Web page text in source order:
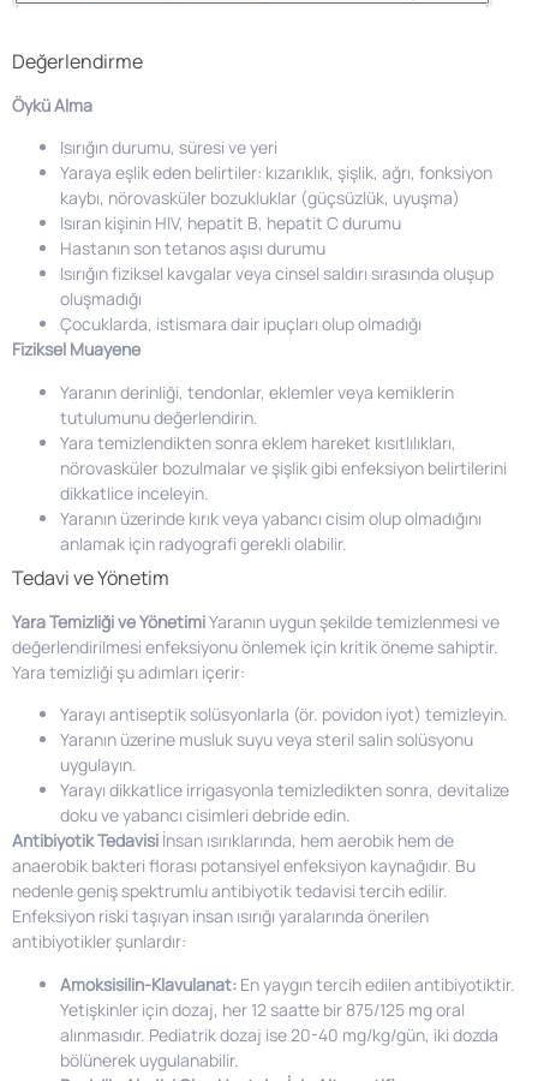
Değerlendirme
Öykü Alma
Isırığın durumu, süresi ve yeri
Yaraya eşlik eden belirtiler: kızarıklık, şişlik, ağrı, fonksiyon
kaybı, nörovasküler bozukluklar (güçsüzlük, uyuşma)
Isıran kişinin HIV, hepatit B, hepatit C durumu
Hastanın son tetanos aşısı durumu
Isırığın fiziksel kavgalar veya cinsel saldırı sırasında oluşup
oluşmadığı
Çocuklarda, istismara dair ipuçları olup olmadığı
Fiziksel Muayene
Yaranın derinliği, tendonlar, eklemler veya kemiklerin
tutulumunu değerlendirin.
Yara temizlendikten sonra eklem hareket kısıtlılıkları,
nörovasküler bozulmalar ve şişlik gibi enfeksiyon belirtilerini
dikkatlice inceleyin.
Yaranın üzerinde kırık veya yabancı cisim olup olmadığını
anlamak için radyografi gerekli olabilir.
Tedavi ve Yönetim
Yara Temizliği ve YönetimiYaranın uygun şekilde temizlenmesi ve
değerlendirilmesi enfeksiyonu önlemek için kritik öneme sahiptir.
Yara temizliği şu adımları içerir:
Yarayı antiseptik solüsyonlarla (ör. povidon iyot) temizleyin.
Yaranın üzerine musluk suyu veya steril salin solüsyonu
uygulayın.
Yarayı dikkatlice irrigasyonla temizledikten sonra, devitalize
doku ve yabancı cisimleri debride edin.
Antibiyotik Tedavisi İnsan ısırıklarında, hem aerobik hem de
anaerobik bakteri florası potansiyel enfeksiyon kaynağıdır. Bu
nedenle geniş spektrumlu antibiyotik tedavisi tercih edilir.
Enfeksiyon riski taşıyan insan ısırığı yaralarında önerilen
antibiyotikler şunlardır:
Amoksisilin-Klavulanat: En yaygın tercih edilen antibiyotiktir.
Yetişkinler için dozaj, her 12 saatte bir 875/125 mg oral
alınmasıdır. Pediatrik dozaj ise 20-40 mg/kg/gün, iki dozda
bölünerek uygulanabilir.